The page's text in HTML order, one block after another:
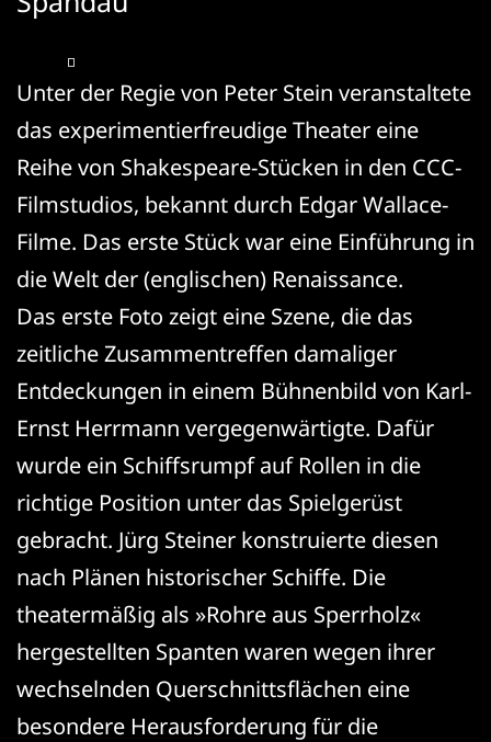
Unter der Regie von Peter Stein veranstaltete
das experimentierfreudige Theater eine
Reihe von Shakespeare-Stücken in den CCC-
Filmstudios, bekannt durch Edgar Wallace-
Filme. Das erste Stück war eine Einführung in
die Welt der (englischen) Renaissance.
Das erste Foto zeigt eine Szene, die das
zeitliche Zusammentreffen damaliger
Entdeckungen in einem Bühnenbild von Karl-
Ernst Herrmann vergegenwärtigte. Dafür
wurde ein Schiffsrumpf auf Rollen in die
richtige Position unter das Spielgerüst
gebracht. Jürg Steiner konstruierte diesen
nach Plänen historischer Schiffe. Die
theatermäßig als »Rohre aus Sperrholz«
hergestellten Spanten waren wegen ihrer
wechselnden Querschnittsflächen eine
besondere Herausforderung für die